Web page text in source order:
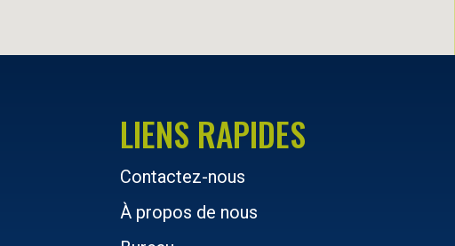
LIENS RAPIDES
Contactez-nous
À propos de nous